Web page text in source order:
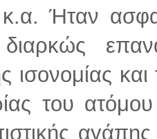
κ.α. Ήταν
διαρκώς
ισονομίας
του